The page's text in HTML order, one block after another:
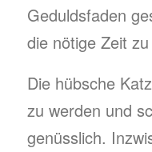
Geduldsfaden
die nötige Zeit
Die hübsche
zu werden und
genüsslich.